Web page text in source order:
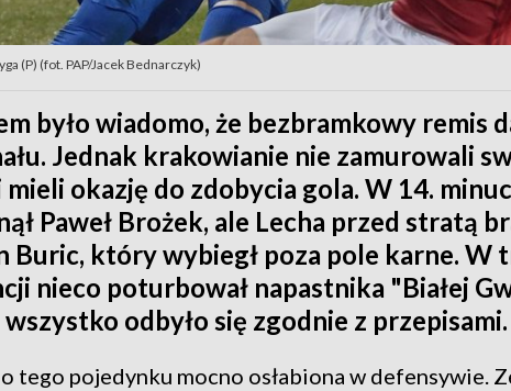
(P) (fot. PAP/Jacek Bednarczyk)
było wiadomo, że bezbramkowy remis
Jednak krakowianie nie zamurowali
okazję do zdobycia gola. W 14.
Paweł Brożek, ale Lecha przed stratą
Buric, który wybiegł poza pole karne. W
nieco poturbował napastnika "Białej
wszystko odbyło się zgodnie z przepisami.
tego pojedynku mocno osłabiona w defensywie.